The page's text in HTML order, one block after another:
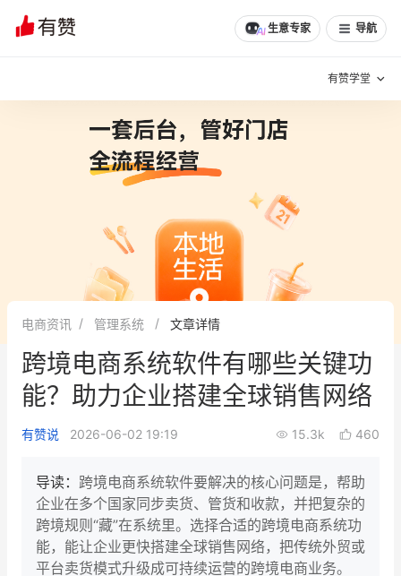
生意专家 导航
有赞学堂
增长方法
有赞专家说
新零售最佳实践
面对面聊增长
新零售大会 新零售茶会
增长产品指南
智库 产品场景库
电商资讯 管理系统 文章详情
跨境电商系统软件有哪些关键功
能？助力企业搭建全球销售网络
有赞说 2026-06-02 19:19 15.3k 460
导读： 跨境电商系统软件要解决的核心问题是，帮助
企业在多个国家同步卖货、管货和收款，并把复杂的
跨境规则“藏”在系统里。选择合适的跨境电商系统功
能，能让企业更快搭建全球销售网络，把传统外贸或
平台卖货模式升级成可持续运营的跨境电商业务。